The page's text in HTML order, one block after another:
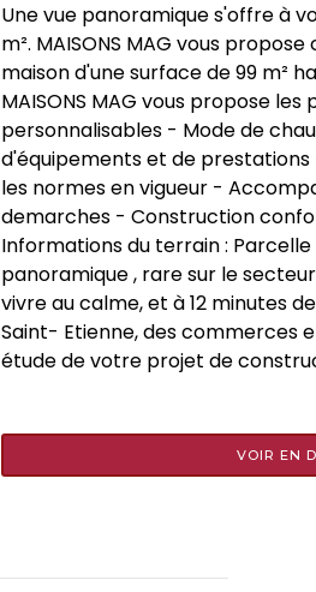
Une vue panoramique s'offre à
m². MAISONS MAG vous
maison d'une surface de 99 m²
MAISONS MAG vous propose
personnalisables - Mode de
d'équipements et de
les normes en vigueur -
demarches - Construction
Informations du terrain :
panoramique , rare sur le
vivre au calme, et à 12 minutes
Saint- Etienne, des commerces
étude de votre projet de
VOIR EN